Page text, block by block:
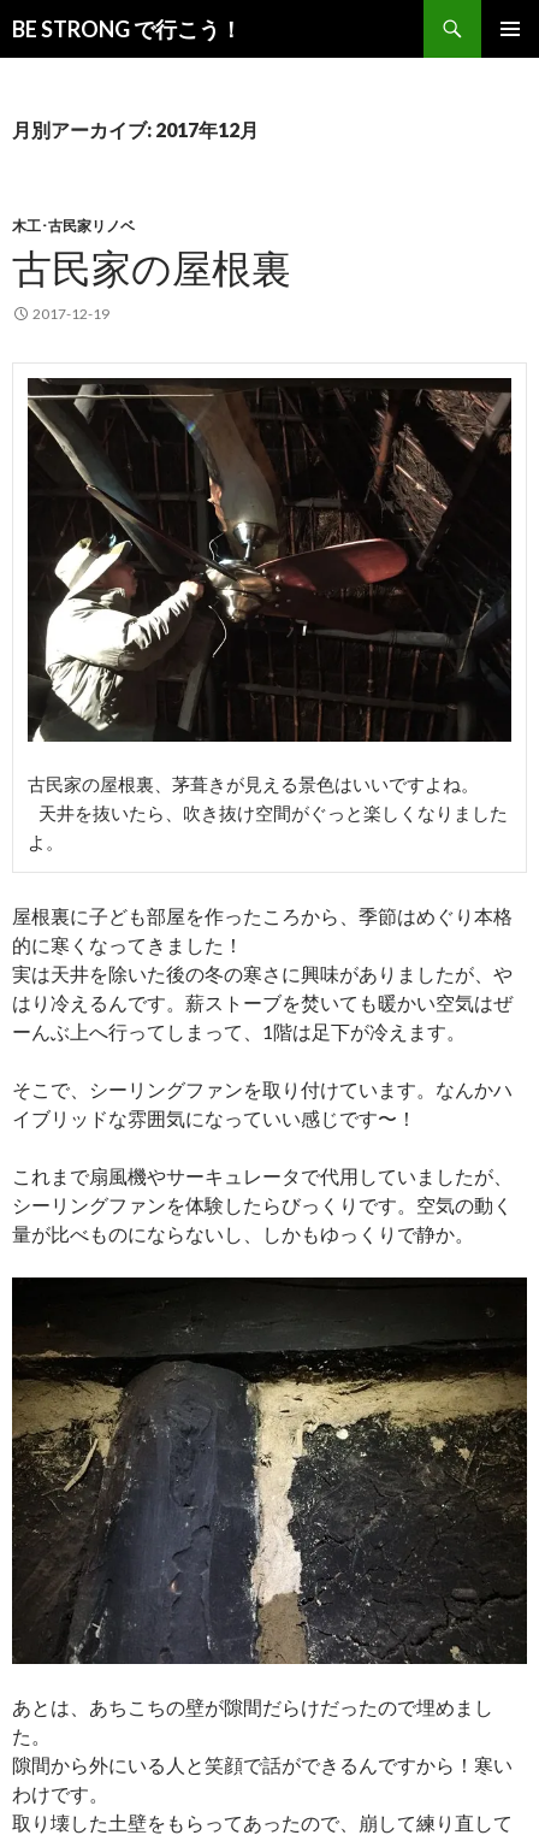
BE STRONG で行こう！
索
ン
動
月別アーカイブ: 2017年12月
木工･古民家リノベ
古民家の屋根裏
2017-12-19
古民家の屋根裏、茅葺きが見える景色はいいですよね。
よ。
屋根裏に子ども部屋を作ったころから、季節はめぐり本格
的に寒くなってきました！
実は天井を除いた後の冬の寒さに興味がありましたが、や
はり冷えるんです。薪ストーブを焚いても暖かい空気はぜ
ーんぶ上へ行ってしまって、1階は足下が冷えます。
そこで、シーリングファンを取り付けています。なんかハ
イブリッドな雰囲気になっていい感じです〜！
これまで扇風機やサーキュレータで代用していましたが、
シーリングファンを体験したらびっくりです。空気の動く
量が比べものにならないし、しかもゆっくりで静か。
あとは、あちこちの壁が隙間だらけだったので埋めまし
た。
隙間から外にいる人と笑顔で話ができるんですから！寒い
わけです。
取り壊した土壁をもらってあったので、崩して練り直して